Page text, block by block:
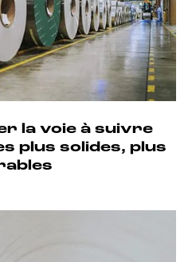
la voie à suivre
plus solides, plus